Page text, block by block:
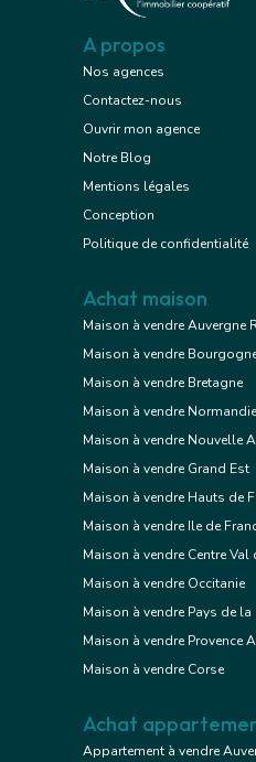
A propos
Nos agences
Contactez-nous
Ouvrir mon agence
Notre Blog
Mentions légales
Conception
Politique de confidentialité
Achat maison
Maison à vendre Auvergne
Maison à vendre
Maison à vendre Bretagne
Maison à vendre Normandie
Maison à vendre Nouvelle
Maison à vendre Grand Est
Maison à vendre Hauts de
Maison à vendre Ile de
Maison à vendre Centre Val
Maison à vendre Occitanie
Maison à vendre Pays de la
Maison à vendre Provence
Maison à vendre Corse
Achat
Appartement à vendre